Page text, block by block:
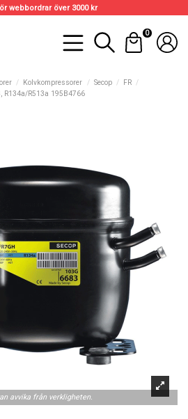
webbordrar över 3000 kr
0
Kolvkompressorer Secop
FR
R134a/R513a 195B4766
avvika från verkligheten.